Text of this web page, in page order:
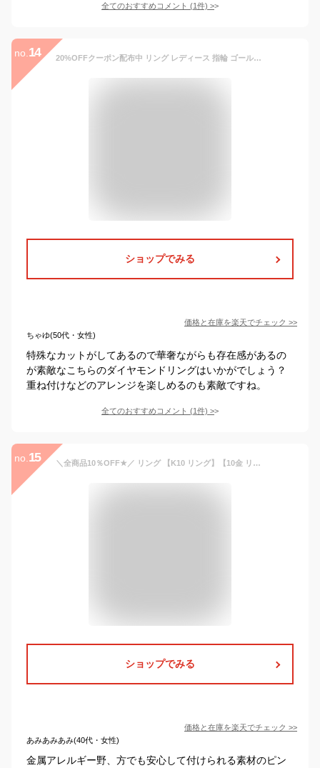
全てのおすすめコメント (1件) >
no. 14 20%OFFクーポン配布中 リング レディース 指輪 ゴールド ダイヤ 10金 ダイヤモンド 1号 2号 3号 4号 5号 6号 7号 8号 9号 10号 11号 12号 13号 15号 ピンクゴールド 金属アレルギー ニッケルフリー K10 華奢 極細リング おしゃれ かわいい 即日発送 あす楽
ショップでみる
価格と在庫を楽天でチェック >>
ちゃゆ(50代・女性)
特殊なカットがしてあるので華奢ながらも存在感があるの
が素敵なこちらのダイヤモンドリングはいかがでしょう？
重ね付けなどのアレンジを楽しめるのも素敵ですね。
全てのおすすめコメント (1件) >
no. 15 ＼全商品10％OFF★／ リング 【K10 リング】【10金 リング】 金属アレルギー 【金アレ】 K10指輪 10金指輪 華奢リング ピンキーリング 地金リング 細目リング リング シンプル 華奢 細身 細い ゴールド ピンクゴールド ホワイトゴールド リング プレゼント 誕生日
ショップでみる
価格と在庫を楽天でチェック >>
あみあみあみ(40代・女性)
金属アレルギー野、方でも安心して付けられる素材のピン